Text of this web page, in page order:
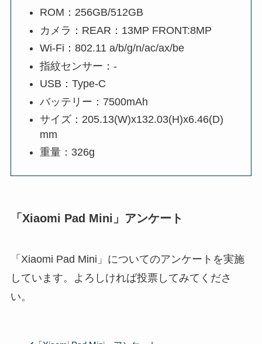
ROM：256GB/512GB
カメラ：REAR：13MP FRONT:8MP
Wi-Fi：802.11 a/b/g/n/ac/ax/be
指紋センサー：-
USB：Type-C
バッテリー：7500mAh
サイズ：205.13(W)x132.03(H)x6.46(D)
mm
重量：326g
「Xiaomi Pad Mini」アンケート
「Xiaomi Pad Mini」についてのアンケートを実施
しています。よろしければ投票してみてくださ
い。